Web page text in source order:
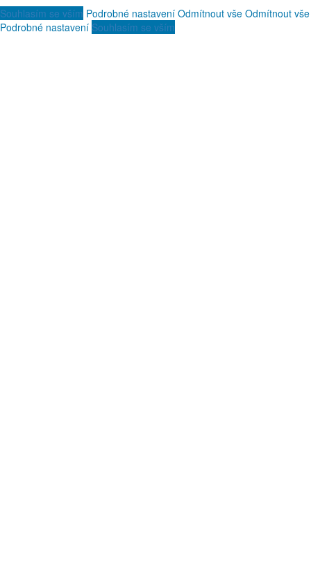
Souhlasím se vším Podrobné nastavení Odmítnout vše Odmítnout vše
Podrobné nastavení Souhlasím se vším